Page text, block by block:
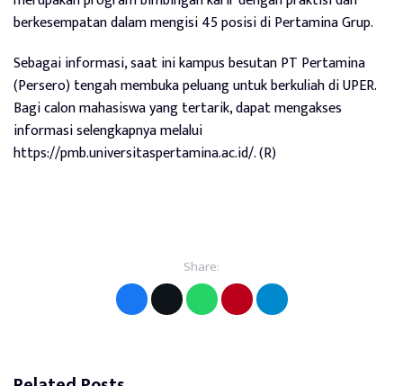
berkesempatan dalam mengisi 45 posisi di Pertamina Grup.
Sebagai informasi, saat ini kampus besutan PT Pertamina
(Persero) tengah membuka peluang untuk berkuliah di UPER.
Bagi calon mahasiswa yang tertarik, dapat mengakses
informasi selengkapnya melalui
https://pmb.universitaspertamina.ac.id/. (R)
Share: